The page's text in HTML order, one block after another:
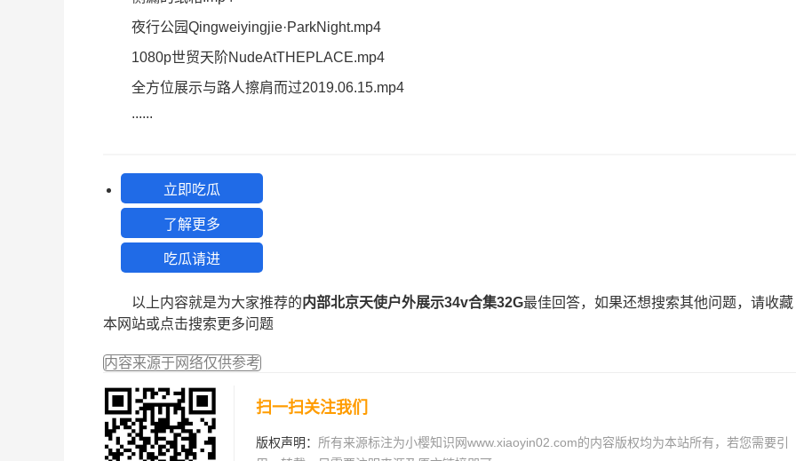
夜行公园Qingweiyingjie·ParkNight.mp4
1080p世贸天阶NudeAtTHEPLACE.mp4
全方位展示与路人擦肩而过2019.06.15.mp4
......
立即吃瓜
了解更多
吃瓜请进
以上内容就是为大家推荐的内部北京天使户外展示34v合集32G最佳回答，如果还想搜索其他问题，请收藏
本网站或点击搜索更多问题
内容来源于网络仅供参考
扫一扫关注我们
版权声明： 所有来源标注为小樱知识网www.xiaoyin02.com的内容版权均为本站所有，若您需要引